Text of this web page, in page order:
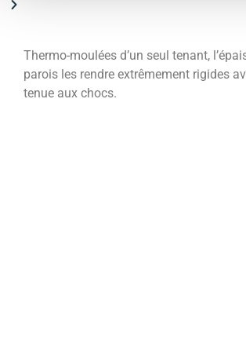
Thermo-moulées d’un seul tenant,
parois les rendre extrêmement rigides
tenue aux chocs.